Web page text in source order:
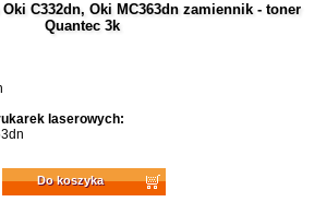
Oki C332dn, Oki MC363dn zamiennik - toner
Quantec 3k
laserowych:
Do koszyka